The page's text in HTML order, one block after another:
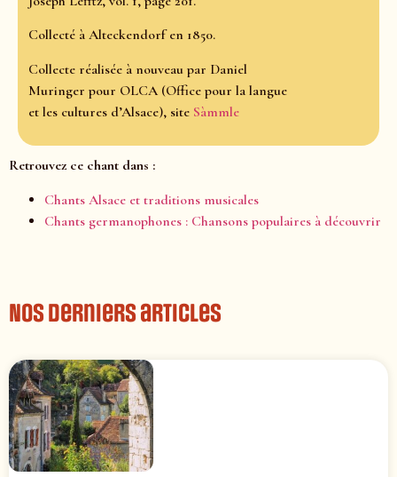
Collecté à Alteckendorf en 1850.
Collecte réalisée à nouveau par Daniel
Muringer pour OLCA (Office pour la langue
et les cultures d’Alsace), site Sàmmle
Retrouvez ce chant dans :
Chants Alsace et traditions musicales
Chants germanophones : Chansons populaires à découvrir
Nos derniers articles